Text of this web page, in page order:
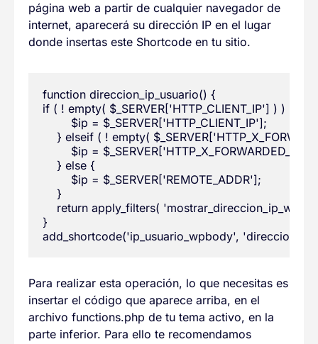
página web a partir de cualquier navegador de
internet, aparecerá su dirección IP en el lugar
donde insertas este Shortcode en tu sitio.
function direccion_ip_usuario() {
if ( ! empty( $_SERVER['HTTP_CLIENT_IP'] ) ) {
        $ip = $_SERVER['HTTP_CLIENT_IP'];
} elseif ( ! empty(
$ip =
    } else {
        $ip = $_SERVER['REMOTE_ADDR'];
    }
return apply_filters(
}
Para realizar esta operación, lo que necesitas es
insertar el código que aparece arriba, en el
archivo functions.php de tu tema activo, en la
parte inferior. Para ello te recomendamos